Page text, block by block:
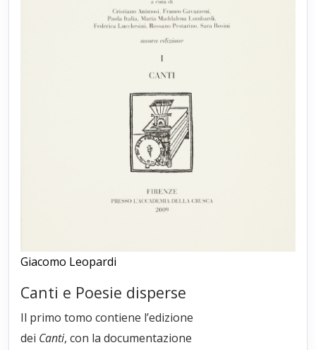
Giacomo Leopardi
Canti e Poesie disperse
Il primo tomo contiene l’edizione
dei Canti, con la documentazione